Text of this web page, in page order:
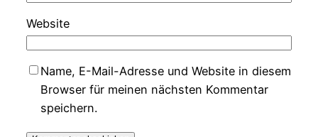
Website
Name, E-Mail-Adresse und Website in diesem
Browser für meinen nächsten Kommentar
speichern.